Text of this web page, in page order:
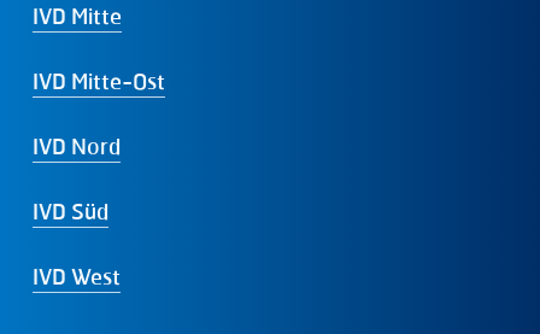
IVD Mitte
IVD Mitte-Ost
IVD Nord
IVD Süd
IVD West